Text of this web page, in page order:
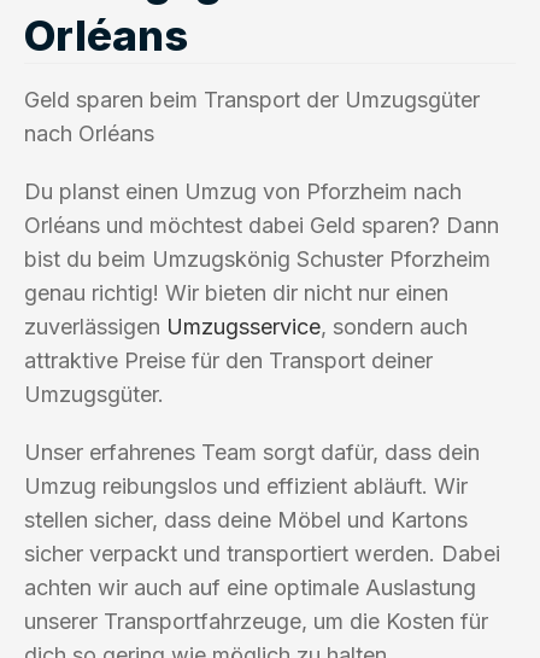
Orléans
Geld sparen beim Transport der Umzugsgüter
nach Orléans
Du planst einen Umzug von Pforzheim nach
Orléans und möchtest dabei Geld sparen? Dann
bist du beim Umzugskönig Schuster Pforzheim
genau richtig! Wir bieten dir nicht nur einen
zuverlässigen Umzugsservice, sondern auch
attraktive Preise für den Transport deiner
Umzugsgüter.
Unser erfahrenes Team sorgt dafür, dass dein
Umzug reibungslos und effizient abläuft. Wir
stellen sicher, dass deine Möbel und Kartons
sicher verpackt und transportiert werden. Dabei
achten wir auch auf eine optimale Auslastung
unserer Transportfahrzeuge, um die Kosten für